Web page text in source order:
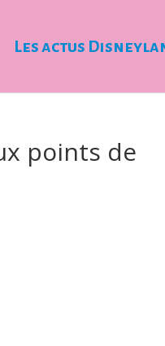
Les actus
points de